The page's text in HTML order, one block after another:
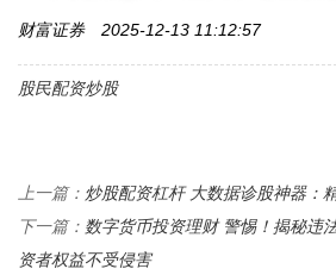
财富证券 2025-12-13 11:12:57
股民配资炒股
上一篇： 炒股配资杠杆 大数据诊股神器：
下一篇： 数字货币投资理财 警惕！揭秘违
资者权益不受侵害